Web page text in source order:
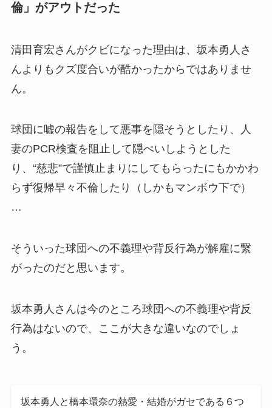
倫」がアウトだった
清田育宏さんがクビになった理由は、坂本勇人さ
んよりもクズ度合いが酷かったからではありませ
ん。
球団に嘘の報告をして悪事を隠そうとしたり、人
妻のPCR検査を阻止して隠ぺいしようとした
り、“慈悲”で謹慎止まりにしてもらったにもかかわ
らず復帰早々不倫したり（しかもマンボウ下で）
…
そういった球団への不義理や背反行為が解雇に繋
がったのだと思います。
坂本勇人さんは今のところ球団への不義理や背反
行為はないので、ここが大きな違いなのでしょ
う。
坂本勇人と橋本環奈の熱愛・結婚がガセである６つ